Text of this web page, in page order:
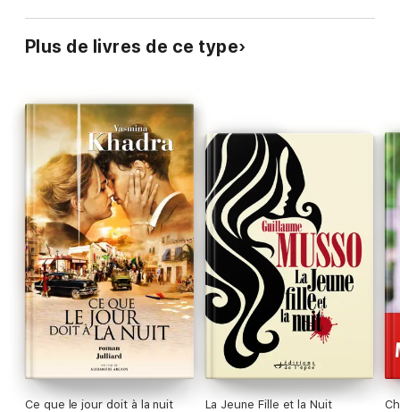
Plus de livres de ce type
Ce que le jour doit à la nuit La Jeune Fille et la Nuit